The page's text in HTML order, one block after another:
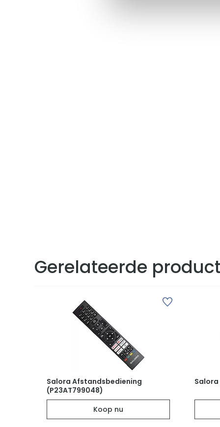
Gerelateerde
Salora Afstandsbediening
(P23AT799048)
Koop nu
Salora